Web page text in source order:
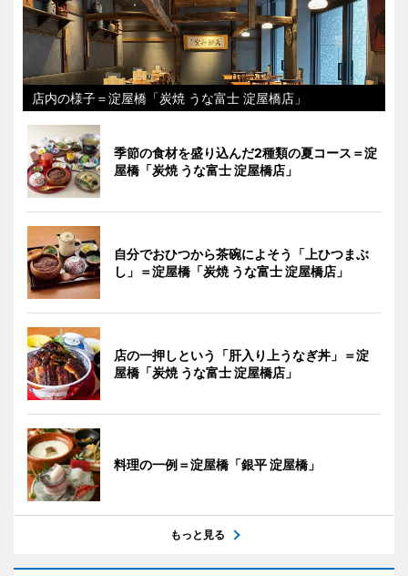
店内の様子＝淀屋橋「炭焼 うな富士 淀屋橋店」
季節の食材を盛り込んだ2種類の夏コース＝淀
屋橋「炭焼 うな富士 淀屋橋店」
自分でおひつから茶碗によそう「上ひつまぶ
し」＝淀屋橋「炭焼 うな富士 淀屋橋店」
店の一押しという「肝入り上うなぎ丼」＝淀
屋橋「炭焼 うな富士 淀屋橋店」
料理の一例＝淀屋橋「銀平 淀屋橋」
もっと見る